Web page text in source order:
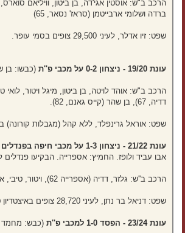
ברדה ושלומי ארבייטמן (סראז' נסאר, 65)
שפט: זיו אדלר, לעיני 29,500 צופים בסמי עופר.
עונת 19/20 - ניצחון 0-2 על מכבי פ''ת (כבשו: בן שהר 50,
דדיה, 67), בן שהר (קייס גאנם, 82).
שפט: אוראל גרינפלד, ללא קהל (מגבלות קורונה)
עונת 21/22 - ניצחון 1-3 על מכבי חיפה בפנדלים
אבו עביד ולופז. החמיץ: אספרייה. הבקיעו פנדלים
הרכב ב''ש: גלזר, דדיה (אספרייה 62), ויטור, טיבי, אבו עביד, לופז, ברייארו, קלטינס, מיכה (מרמנטיני 83) , ספורי (חטואל 68) ואנסה (יוספי 83).
שפט: דניאל בר נתן, לעיני 28,720 צופים באיצטדיון טדי.
עונת 23/24 - הפסד 1-0 למכבי פ''ת (כבש: מחמד הינדי